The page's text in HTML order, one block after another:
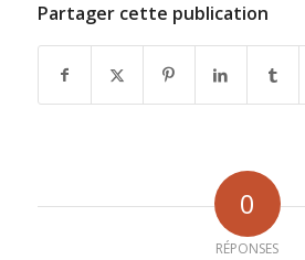
Partager cette publication
0
RÉPONSES